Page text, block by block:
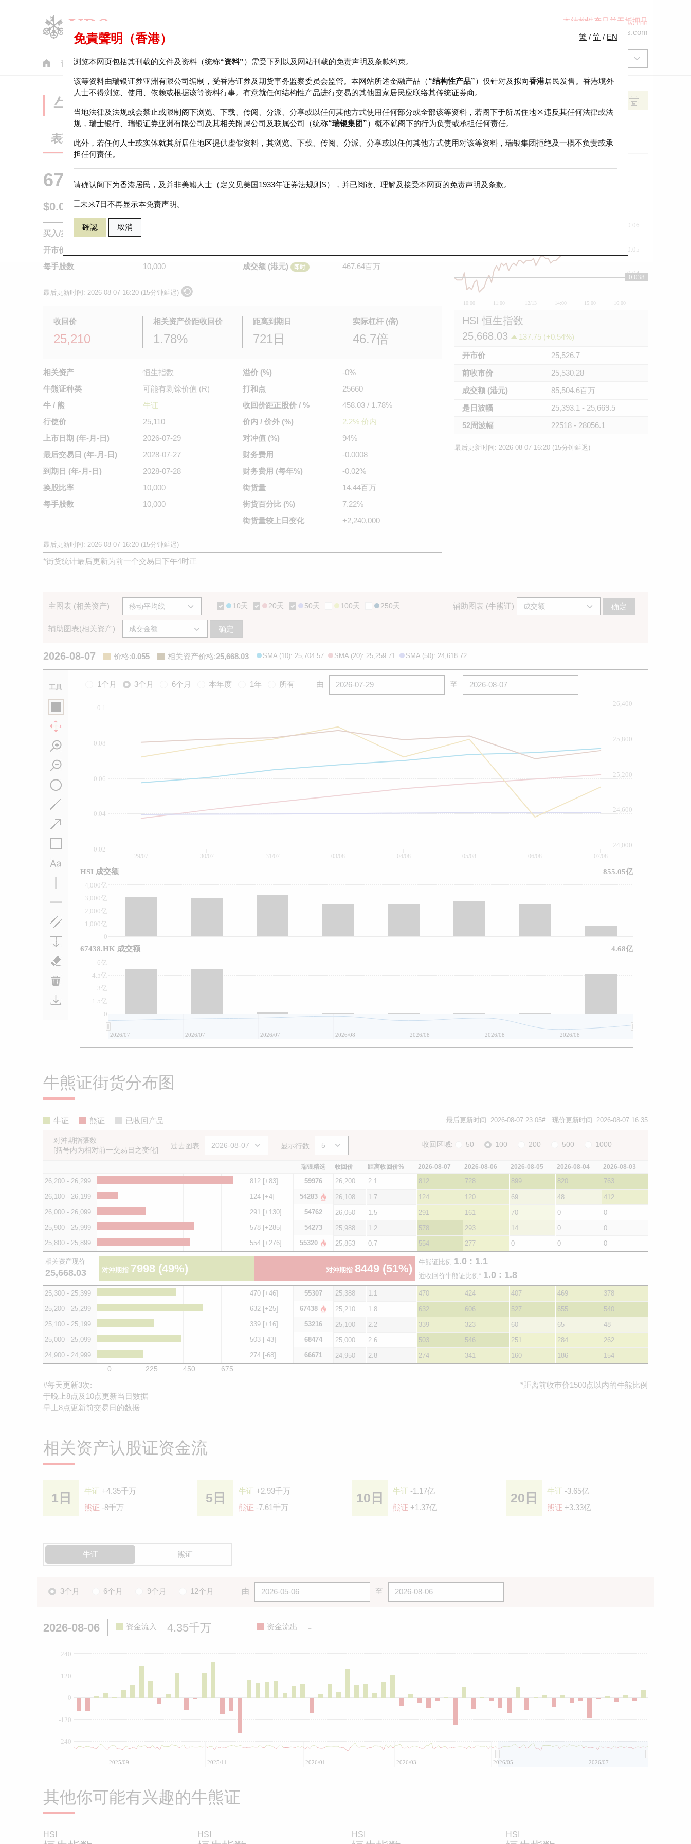
本结构性产品并无抵押品
ol-hkwarrants@ubs.com
认股证 牛熊证 美股指数产品 轮证市场统计 正股数据及市场统计 瑞银轮证教室
繁 / 简 / EN
免責聲明（香港）
浏览本网页包括其刊载的文件及资料（统称“资料”）需受下列以及网站刊载的免责声明及条款约束。
该等资料由瑞银证券亚洲有限公司编制，受香港证券及期货事务监察委员会监管。本网站所述金融产品（“结构性产品”）仅针对及拟向香港居民发售。香港境外
人士不得浏览、使用、依赖或根据该等资料行事。有意就任何结构性产品进行交易的其他国家居民应联络其传统证券商。
当地法律及法规或会禁止或限制阁下浏览、下载、传阅、分派、分享或以任何其他方式使用任何部分或全部该等资料，若阁下于所居住地区违反其任何法律或法
规，瑞士银行、瑞银证券亚洲有限公司及其相关附属公司及联属公司（统称“瑞银集团”）概不就阁下的行为负责或承担任何责任。
此外，若任何人士或实体就其所居住地区提供虚假资料，其浏览、下载、传阅、分派、分享或以任何其他方式使用对该等资料，瑞银集团拒绝及一概不负责或承
担任何责任。
请确认阁下为香港居民，及并非美籍人士（定义见美国1933年证券法规则S），并已阅读、理解及接受本网页的免责声明及条款。
未来7日不再显示本免责声明。
確認 取消
牛熊证分析仪
表现 街货统计 比较
67438 瑞银牛证 HSI 恒生指数
$0.055 0.017 (+44.74%) 即时
买入/卖出价
开市价
每手股数
10,000
成交额 (港元)
即时 467.64百万
最后更新时间: 2026-08-07 16:20 (15分钟延迟)
收回价
25,210
相关资产价距收回价
1.78%
距离到期日
721日
实际杠杆 (倍)
46.7倍
相关资产
恒生指数
牛熊证种类
可能有剩馀价值 (R)
牛 / 熊
牛证
行使价
25,110
上市日期 (年-月-日)
2026-07-29
最后交易日 (年-月-日)
2028-07-27
到期日 (年-月-日)
2028-07-28
换股比率
10,000
每手股数
10,000
溢价 (%)
-0%
打和点
25660
收回价距正股价 / %
458.03 / 1.78%
价内 / 价外 (%)
2.2% 价内
对冲值 (%)
94%
财务费用
-0.0008
财务费用 (每年%)
-0.02%
街货量
14.44百万
街货百分比 (%)
7.22%
街货量较 上日变化 +2,240,000
最后更新时间: 2026-08-07 16:20 (15分钟延迟)
*街货统计最后更新为前一个交易日下午4时正
10:00 11:00 12/13 14:00 15:00 16:00
0.04
0.05
0.06
0.038
HSI 恒生指数
25,668.03
137.75 (+0.54%)
开市价
25,526.7
前收市价
25,530.28
成交额 (港元)
85,504.6百万
是日波幅
25,393.1 - 25,669.5
52周波幅
22518 - 28056.1
最后更新时间: 2026-08-07 16:20 (15分钟延迟)
主图表 (相关资产) 10天 20天 50天 100天 250天 辅助图表 (牛熊证) 确定
辅助图表(相关资产) 确定
2026-08-07 价格:0.055 相关资产价格:25,668.03 SMA (10): 25,704.57 SMA (20): 25,259.71 SMA (50): 24,618.72
工具 1个月 3个月 6个月 本年度 1年 所有 由 至
0.02
0.04
0.06
0.08
0.1
24,000
24,600
25,200
25,800
26,400
0
1,000亿
2,000亿
3,000亿
4,000亿
0
1.5亿
3亿
4.5亿
6亿
29/07 30/07 31/07 03/08 04/08 05/08 06/08 07/08
2026/07 2026/07 2026/07 2026/08 2026/08 2026/08 2026/08
HSI 成交额 855.05亿
67438.HK 成交额 4.68亿
牛熊证街货分布图
牛证 熊证 已收回产品 最后更新时间: 2026-08-07 23:05# 现价更新时间: 2026-08-07 16:35
对沖期指張数
[括号内为相对前一交易日之变化]
过去图表 显示行数 收回区域: 50 100 200 500 1000
瑞银精选 收回价 距离收回价% 2026-08-07 2026-08-06 2026-08-05 2026-08-04 2026-08-03
26,200 - 26,299 812 [+83] 59976 26,200 2.1 812 728 899 820
763
26,100 - 26,199
124 [+4] 54283 26,108 1.7 124 120 69 48
412
26,000 - 26,099
291 [+130] 54762 26,050 1.5 291 161 70 0
0
25,900 - 25,999
578 [+285] 54273 25,988 1.2 578 293 14 0
0
25,800 - 25,899
554 [+276] 55320 25,853 0.7 554 277 0 0 0
相关资产现价
25,668.03 对沖期指 7998 (49%) 对沖期指 8449 (51%)
牛熊证比例 1.0 : 1.1
近收回价牛熊证比例* 1.0 : 1.8
25,300 - 25,399 470 [+46] 55307 25,388 1.1 470 424 407 469
378
25,200 - 25,299
632 [+25] 67438 25,210 1.8 632 606 527 655
540
25,100 - 25,199
339 [+16] 53216 25,100 2.2 339 323 60 65
48
25,000 - 25,099
503 [-43] 68474 25,000 2.6 503 546 251 284
262
24,900 - 24,999
274 [-68] 66671 24,950 2.8 274 341 160 186 154
0 225 450 675
#每天更新3次:
于晚上8点及10点更新当日数据
早上8点更新前交易日的数据
*距离前收巿价1500点以内的牛熊比例
相关资产认股证资金流
1日 牛证 +4.35千万
熊证 -8千万
5日 牛证 +2.93千万
熊证 -7.61千万
10日 牛证 -1.17亿
熊证 +1.37亿
20日 牛证 -3.65亿
熊证 +3.33亿
牛证 熊证
3个月 6个月 9个月 12个月 由 至
2026-08-06 资金流入 4.35千万 资金流出 -
0
-240
-120
120
240
2025/09 2025/11 2026/01 2026/03 2026/05 2026/07
其他你可能有兴趣的牛熊证
HSI HSI HSI HSI